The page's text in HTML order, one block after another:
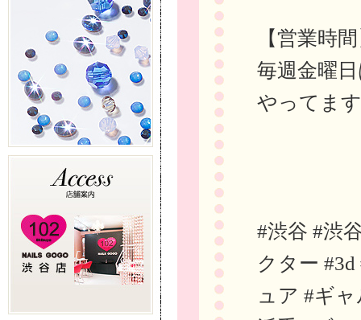
【営業時
毎週金曜
やってま
#渋谷 #渋
クター
ュア #ギ